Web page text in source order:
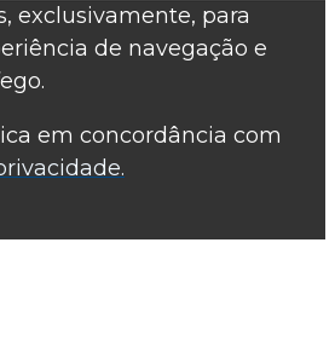
exclusivamente, para
de navegação e
em concordância com